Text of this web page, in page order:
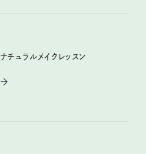
ナチュラルメイクレッスン